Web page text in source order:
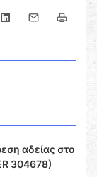
αδείας στο
304678)